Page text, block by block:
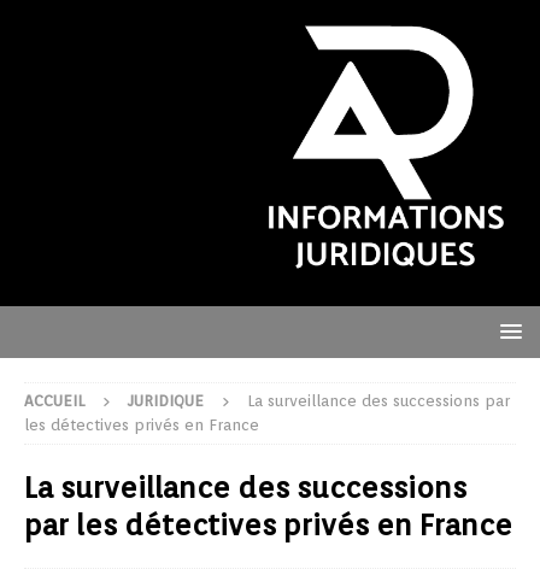
ACCUEIL JURIDIQUE
La surveillance des successions par
les détectives privés en France
La surveillance des successions
par les détectives privés en France